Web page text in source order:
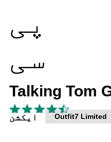
Talking Tom
ایکشن Outfit7 Limited